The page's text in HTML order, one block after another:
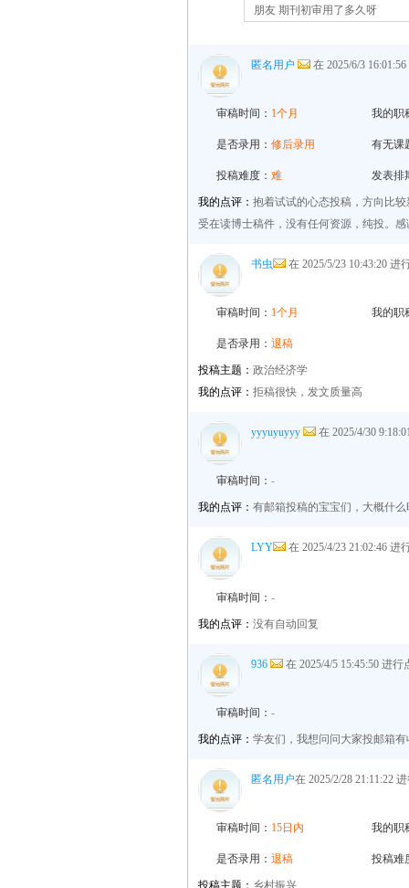
朋友 期刊初审用了多久呀
匿名用户 在 2025/6/3
审稿时间： 1个月 我的职
是否录用： 修后录用 有无课
投稿难度： 难 发表排
我的点评： 抱着试试的心态投稿，方向比
受在读博士稿件，没有任何资源，纯投。
书虫 在 2025/5/23 10:43:20 进
审稿时间： 1个月 我的职
是否录用： 退稿
投稿主题： 政治经济学
我的点评： 拒稿很快，发文质量高
yyyuyuyyy 在 2025/4/30
审稿时间： -
我的点评： 有邮箱投稿的宝宝们，大概什
LYY 在 2025/4/23 21:02:46 进
审稿时间： -
我的点评： 没有自动回复
936 在 2025/4/5 15:45:50 进
审稿时间： -
我的点评： 学友们，我想问问大家投邮箱
匿名用户在 2025/2/28 21:11:22
审稿时间： 15日内 我的职
是否录用： 退稿 投稿难
投稿主题： 乡村振兴